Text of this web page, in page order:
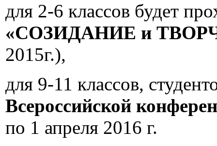
для 2-6 классов будет
«СОЗИДАНИЕ и
2015г.),
для 9-11 классов,
Всероссийской
по 1 апреля 2016 г.